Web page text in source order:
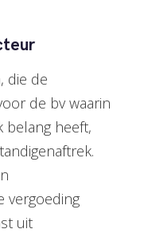
die de
de bv waarin
belang heeft,
vergoeding
uit